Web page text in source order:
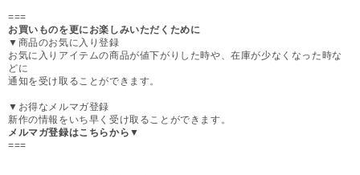
===
お買いものを更にお楽しみいただくために
▼商品のお気に入り登録
お気に入りアイテムの商品が値下がりした時や、在庫が少なくなった時な
どに
通知を受け取ることができます。
▼お得なメルマガ登録
新作の情報をいち早く受け取ることができます。
メルマガ登録はこちらから▼
===